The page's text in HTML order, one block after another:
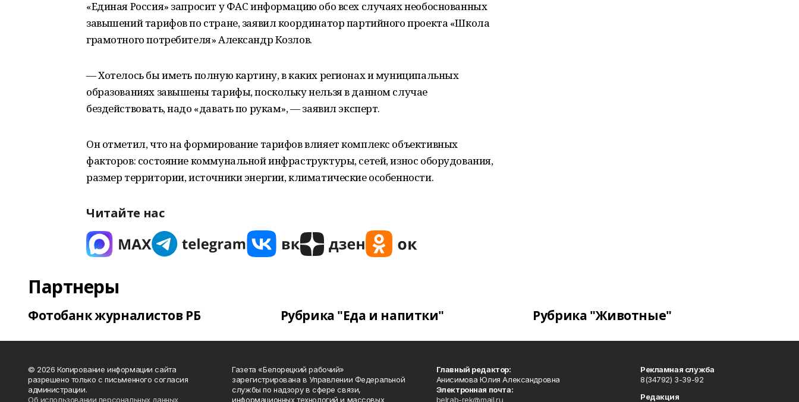
«Единая Россия» запросит у ФАС информацию обо всех случаях необоснованных
завышений тарифов по стране, заявил координатор партийного проекта «Школа
грамотного потребителя» Александр Козлов.
— Хотелось бы иметь полную картину, в каких регионах и муниципальных
образованиях завышены тарифы, поскольку нельзя в данном случае
бездействовать, надо «давать по рукам», — заявил эксперт.
Он отметил, что на формирование тарифов влияет комплекс объективных
факторов: состояние коммунальной инфраструктуры, сетей, износ оборудования,
размер территории, источники энергии, климатические особенности.
Читайте нас
Партнеры
Фотобанк журналистов РБ Рубрика "Еда и напитки" Рубрика "Животные"
© 2026 Копирование информации сайта
разрешено только с письменного согласия
администрации.
Об использовании персональных данных
Газета «Белорецкий рабочий»
зарегистрирована в Управлении Федеральной
службы по надзору в сфере связи,
информационных технологий и массовых
Главный редактор:
Анисимова Юлия Александровна
Электронная почта:
belrab-rek@mail.ru
Рекламная служба
8(34792) 3-39-92
Редакция